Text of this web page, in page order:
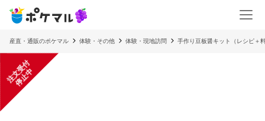
産直・通販のポケマル 体験・その他 体験・現地訪問 手作り豆板醤キット（レシピ＋
注
文
受
付
停
止
中